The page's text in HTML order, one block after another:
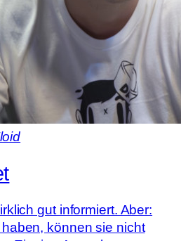
gut informiert. Aber:
können sie nicht